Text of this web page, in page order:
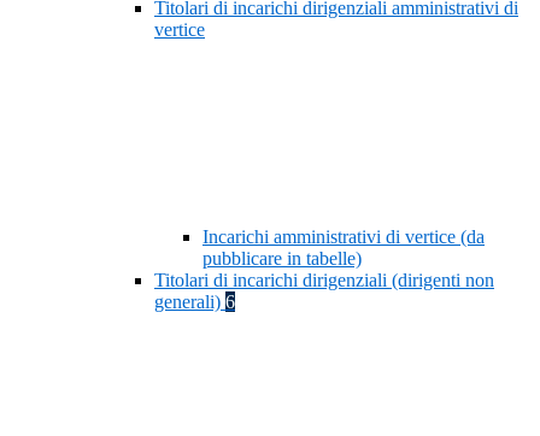
Titolari di incarichi dirigenziali amministrativi di
vertice
Incarichi amministrativi di vertice (da
pubblicare in tabelle)
Titolari di incarichi dirigenziali (dirigenti non
generali) 6